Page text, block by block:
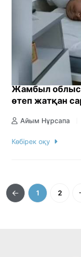
Жамбыл
өтеп жатқан
Айым Нұрсапа
Көбірек оқу
1 2